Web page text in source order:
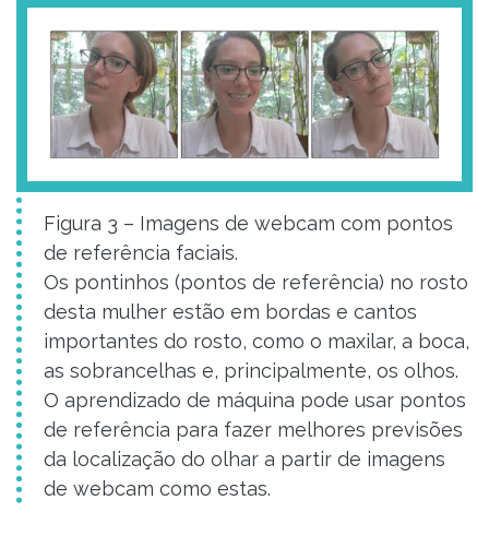
Figura 3 – Imagens de webcam com pontos
de referência faciais.
Os pontinhos (pontos de referência) no rosto
desta mulher estão em bordas e cantos
importantes do rosto, como o maxilar, a boca,
as sobrancelhas e, principalmente, os olhos.
O aprendizado de máquina pode usar pontos
de referência para fazer melhores previsões
da localização do olhar a partir de imagens
de webcam como estas.